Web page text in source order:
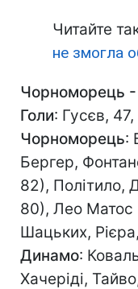
Читайте
не змогла
Чорноморець
Голи: Гусєв,
Чорноморець:
Бергер,
82), Політило,
80), Лео Матос
Шацьких,
Динамо:
Хачеріді,